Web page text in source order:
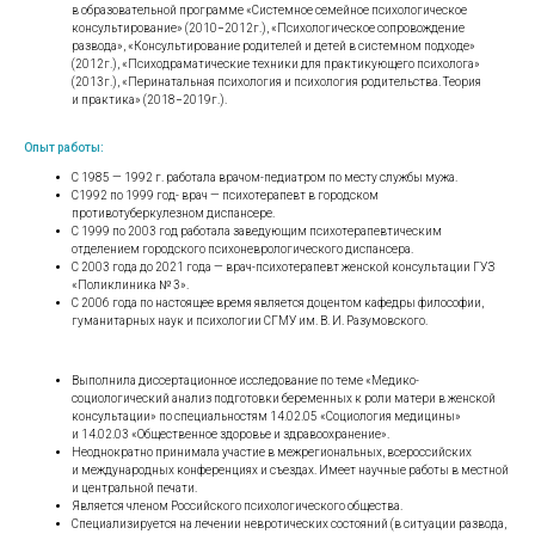
в образовательной программе «Системное семейное психологическое
консультирование» (2010−2012г.), «Психологическое сопровождение
развода», «Консультирование родителей и детей в системном подходе»
(2012г.), «Психодраматические техники для практикующего психолога»
(2013г.), «Перинатальная психология и психология родительства. Теория
и практика» (2018−2019г.).
Опыт работы:
С 1985 — 1992 г. работала врачом-педиатром по месту службы мужа.
С1992 по 1999 год- врач — психотерапевт в городском
противотуберкулезном диспансере.
С 1999 по 2003 год работала заведующим психотерапевтическим
отделением городского психоневрологического диспансера.
С 2003 года до 2021 года — врач-психотерапевт женской консультации ГУЗ
«Поликлиника № 3».
С 2006 года по настоящее время является доцентом кафедры философии,
гуманитарных наук и психологии СГМУ им. В. И. Разумовского.
Выполнила диссертационное исследование по теме «Медико-
социологический анализ подготовки беременных к роли матери в женской
консультации» по специальностям 14.02.05 «Социология медицины»
и 14.02.03 «Общественное здоровье и здравоохранение».
Неоднократно принимала участие в межрегиональных, всероссийских
и международных конференциях и съездах. Имеет научные работы в местной
и центральной печати.
Является членом Российского психологического общества.
Специализируется на лечении невротических состояний (в ситуации развода,